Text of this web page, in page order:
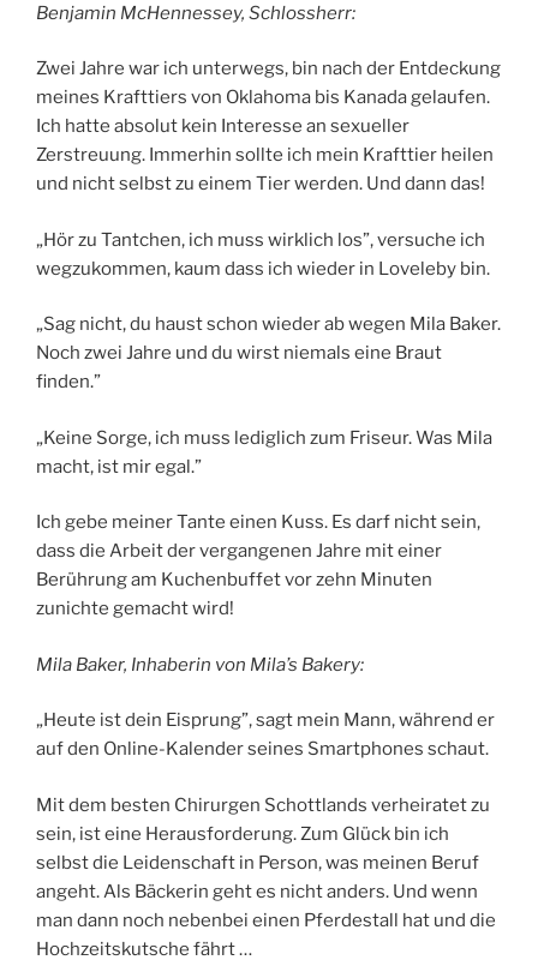
Benjamin McHennessey, Schlossherr:
Zwei Jahre war ich unterwegs, bin nach der Entdeckung
meines Krafttiers von Oklahoma bis Kanada gelaufen.
Ich hatte absolut kein Interesse an sexueller
Zerstreuung. Immerhin sollte ich mein Krafttier heilen
und nicht selbst zu einem Tier werden. Und dann das!
„Hör zu Tantchen, ich muss wirklich los”, versuche ich
wegzukommen, kaum dass ich wieder in Loveleby bin.
„Sag nicht, du haust schon wieder ab wegen Mila Baker.
Noch zwei Jahre und du wirst niemals eine Braut
finden.”
„Keine Sorge, ich muss lediglich zum Friseur. Was Mila
macht, ist mir egal.”
Ich gebe meiner Tante einen Kuss. Es darf nicht sein,
dass die Arbeit der vergangenen Jahre mit einer
Berührung am Kuchenbuffet vor zehn Minuten
zunichte gemacht wird!
Mila Baker, Inhaberin von Mila’s Bakery:
„Heute ist dein Eisprung”, sagt mein Mann, während er
auf den Online-Kalender seines Smartphones schaut.
Mit dem besten Chirurgen Schottlands verheiratet zu
sein, ist eine Herausforderung. Zum Glück bin ich
selbst die Leidenschaft in Person, was meinen Beruf
angeht. Als Bäckerin geht es nicht anders. Und wenn
man dann noch nebenbei einen Pferdestall hat und die
Hochzeitskutsche fährt …